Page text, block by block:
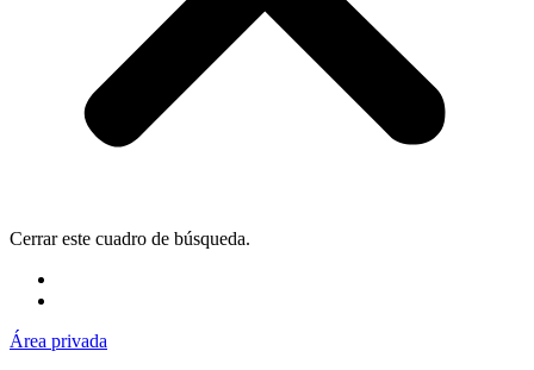
Cerrar este cuadro de búsqueda.
Área privada